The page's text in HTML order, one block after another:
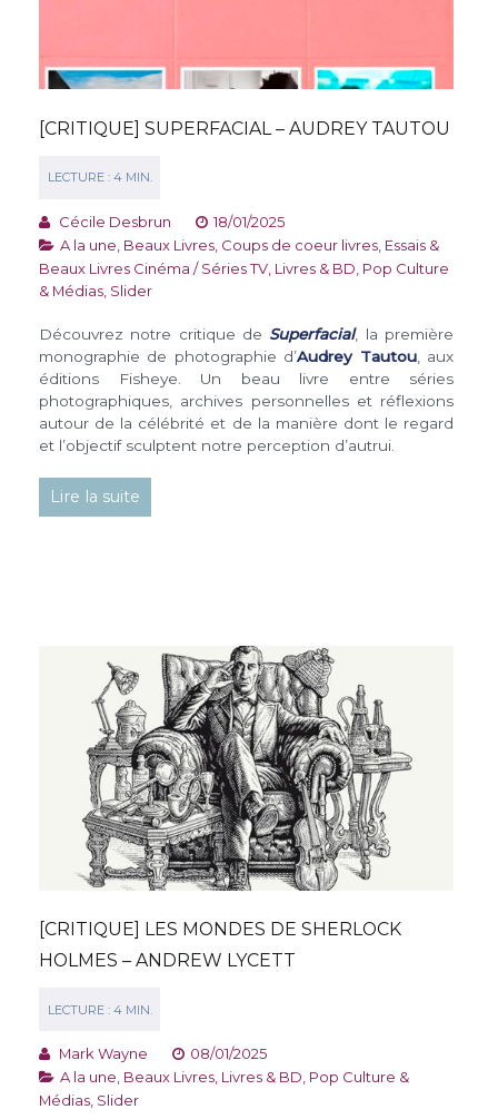
[CRITIQUE] SUPERFACIAL – AUDREY TAUTOU
Cécile Desbrun
18/01/2025
A la une Beaux Livres Coups de coeur livres Essais &
Beaux Livres Cinéma / Séries TV Livres & BD Pop Culture
& Médias Slider
Découvrez notre critique de Superfacial, la première
monographie de photographie d’Audrey Tautou, aux
éditions Fisheye. Un beau livre entre séries
photographiques, archives personnelles et réflexions
autour de la célébrité et de la manière dont le regard
et l’objectif sculptent notre perception d’autrui.
Lire la suite
[CRITIQUE] LES MONDES DE SHERLOCK
HOLMES – ANDREW LYCETT
Mark Wayne
08/01/2025
A la une, Beaux Livres, Livres & BD, Pop Culture &
Médias, Slider